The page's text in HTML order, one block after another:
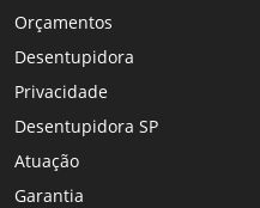
Orçamentos
Desentupidora
Privacidade
Desentupidora SP
Atuação
Garantia